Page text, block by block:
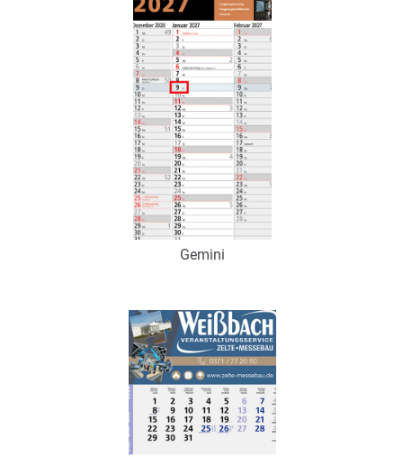
Zum Merkzettel hinzufügen
Gemini
Art.-Nr.: K53024
Verfügbar
Zum Merkzettel hinzufügen